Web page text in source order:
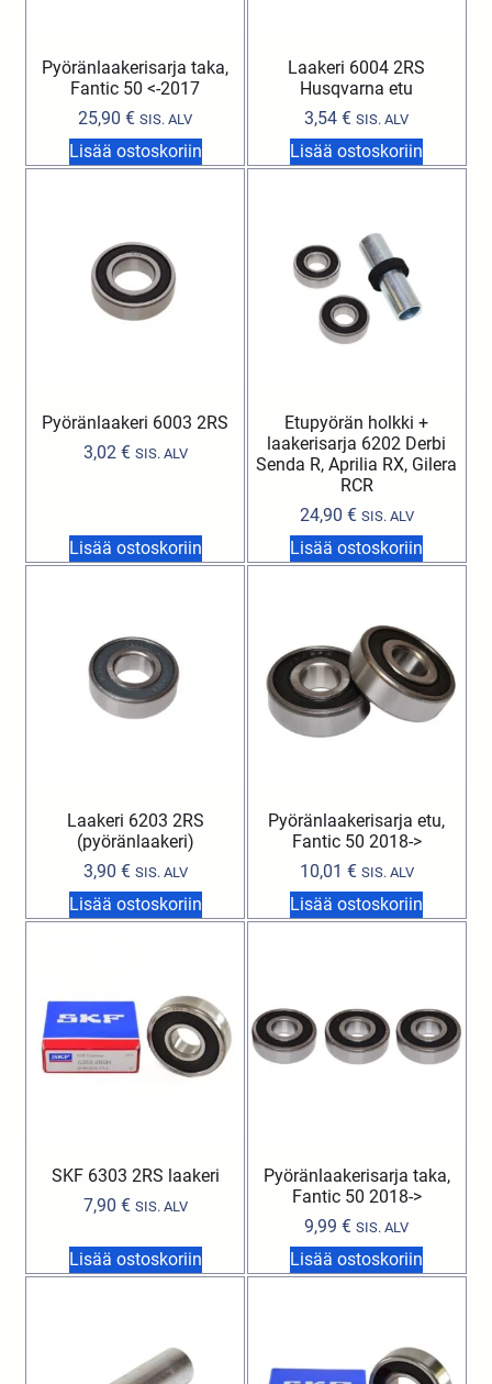
Pyöränlaakerisarja taka,
Fantic 50 <-2017
25,90€ SIS. ALV
Lisää ostoskoriin
Laakeri 6004 2RS
Husqvarna etu
3,54€ SIS. ALV
Lisää ostoskoriin
Pyöränlaakeri 6003 2RS
3,02 € SIS. ALV
Lisää ostoskoriin
Etupyörän holkki +
laakerisarja 6202 Derbi
Senda R, Aprilia RX, Gilera
RCR
24,90 € SIS. ALV
Lisää ostoskoriin
Laakeri 6203 2RS
(pyöränlaakeri)
3,90 € SIS. ALV
Lisää ostoskoriin
Pyöränlaakerisarja etu,
Fantic 50 2018->
10,01 € SIS. ALV
Lisää ostoskoriin
SKF 6303 2RS laakeri
7,90 € SIS. ALV
Lisää ostoskoriin
Pyöränlaakerisarja taka,
Fantic 50 2018->
9,99€ SIS. ALV
Lisää ostoskoriin